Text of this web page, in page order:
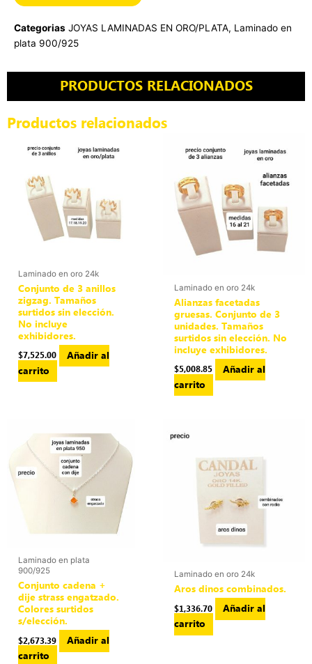
Categorias JOYAS LAMINADAS EN ORO/PLATA, Laminado en
plata 900/925
PRODUCTOS RELACIONADOS
Productos relacionados
Laminado en oro 24k
Conjunto de 3 anillos
zigzag. Tamaños
surtidos sin elección.
No incluye
exhibidores.
$7,525.00
Añadir al
carrito
Laminado en oro 24k
Alianzas facetadas
gruesas. Conjunto de 3
unidades. Tamaños
surtidos sin elección. No
incluye exhibidores.
$5,008.85
Añadir al
carrito
Laminado en plata
900/925
Conjunto cadena +
dije strass engatzado.
Colores surtidos
s/elección.
$2,673.39
Añadir al
carrito
Laminado en oro 24k
Aros dinos combinados.
$1,336.70
Añadir al
carrito